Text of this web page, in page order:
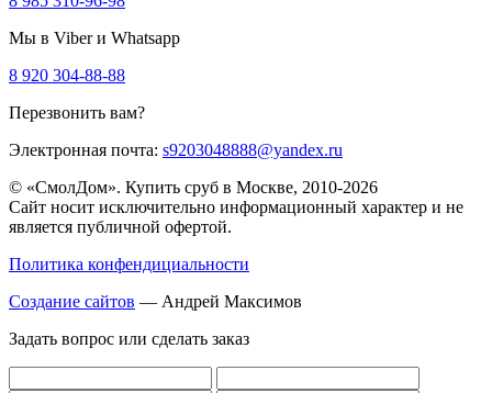
Мы в Viber и Whatsapp
8 920 304-88-88
Перезвонить вам?
Электронная почта: s9203048888@yandex.ru
© «СмолДом». Купить сруб в Москве, 2010-2026
Сайт носит исключительно информационный характер и не
является публичной офертой.
Политика конфендициальности
Создание сайтов — Андрей Максимов
Задать вопрос или сделать заказ